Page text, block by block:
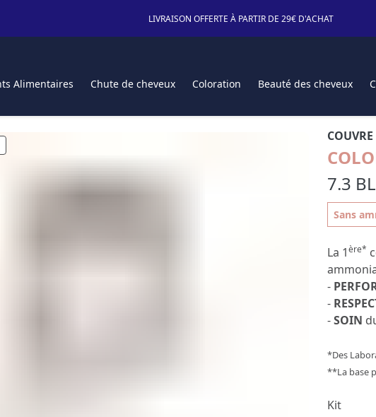
LIVRAISON OFFERTE À PARTIR DE 29€ D'ACHAT
Alimentaires Chute de cheveux Coloration Beauté des cheveux
7.3
Sans
La 1ère*
-
-
-SOIN
*Des
**La base
Kit